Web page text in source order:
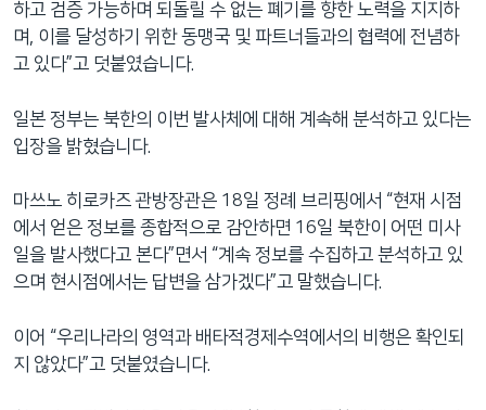
하고 검증 가능하며 되돌릴 수 없는 폐기를 향한 노력을 지지하
며, 이를 달성하기 위한 동맹국 및 파트너들과의 협력에 전념하
고 있다”고 덧붙였습니다.
일본 정부는 북한의 이번 발사체에 대해 계속해 분석하고 있다는
입장을 밝혔습니다.
마쓰노 히로카즈 관방장관은 18일 정례 브리핑에서 “현재 시점
에서 얻은 정보를 종합적으로 감안하면 16일 북한이 어떤 미사
일을 발사했다고 본다”면서 “계속 정보를 수집하고 분석하고 있
으며 현시점에서는 답변을 삼가겠다”고 말했습니다.
이어 “우리나라의 영역과 배타적경제수역에서의 비행은 확인되
지 않았다”고 덧붙였습니다.